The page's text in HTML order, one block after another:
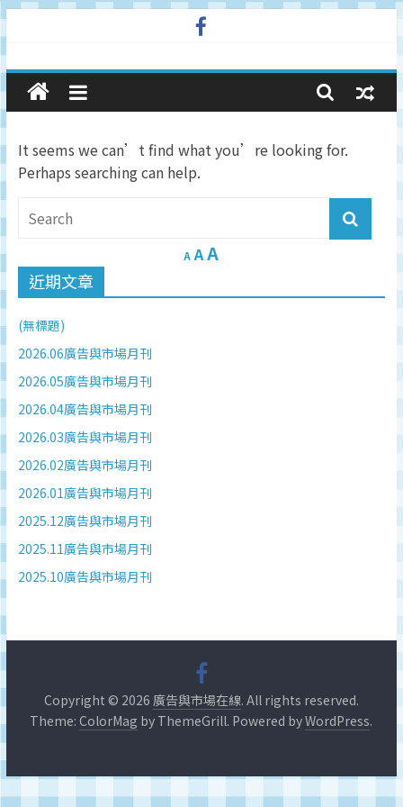
Skip
to
content
廣
告
與
市
場
在
線
深
度
究
品
牌、
銷
的
刊
媒
體
It seems we can’t find what you’re looking for.
Perhaps searching can help.
A AA
近期文章
(無標題)
2026.06廣告與市場月刊
2026.05廣告與市場月刊
2026.04廣告與市場月刊
2026.03廣告與市場月刊
2026.02廣告與市場月刊
2026.01廣告與市場月刊
2025.12廣告與市場月刊
2025.11廣告與市場月刊
2025.10廣告與市場月刊
Copyright © 2026 廣告與市場在線. All rights reserved.
Theme:ColorMag by ThemeGrill. Powered byWordPress.